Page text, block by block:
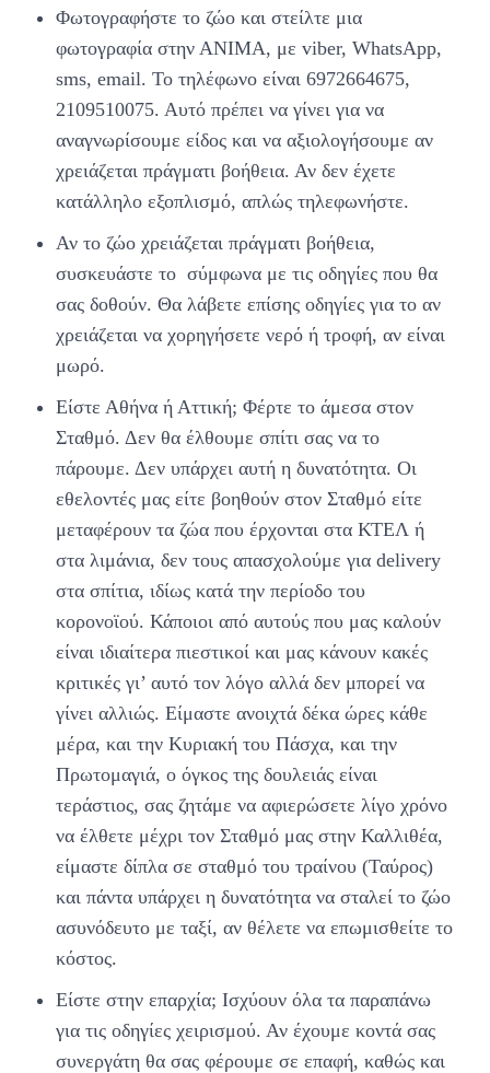
Φωτογραφήστε το ζώο και στείλτε μια
φωτογραφία στην ΑΝΙΜΑ, με viber, WhatsApp,
sms, email. Το τηλέφωνο είναι 6972664675,
2109510075. Αυτό πρέπει να γίνει για να
αναγνωρίσουμε είδος και να αξιολογήσουμε αν
χρειάζεται πράγματι βοήθεια. Αν δεν έχετε
κατάλληλο εξοπλισμό, απλώς τηλεφωνήστε.
Αν το ζώο χρειάζεται πράγματι βοήθεια,
συσκευάστε το σύμφωνα με τις οδηγίες που θα
σας δοθούν. Θα λάβετε επίσης οδηγίες για το αν
χρειάζεται να χορηγήσετε νερό ή τροφή, αν είναι
μωρό.
Είστε Αθήνα ή Αττική; Φέρτε το άμεσα στον
Σταθμό. Δεν θα έλθουμε σπίτι σας να το
πάρουμε. Δεν υπάρχει αυτή η δυνατότητα. Οι
εθελοντές μας είτε βοηθούν στον Σταθμό είτε
μεταφέρουν τα ζώα που έρχονται στα ΚΤΕΛ ή
στα λιμάνια, δεν τους απασχολούμε για delivery
στα σπίτια, ιδίως κατά την περίοδο του
κορονοϊού. Κάποιοι από αυτούς που μας καλούν
είναι ιδιαίτερα πιεστικοί και μας κάνουν κακές
κριτικές γι’ αυτό τον λόγο αλλά δεν μπορεί να
γίνει αλλιώς. Είμαστε ανοιχτά δέκα ώρες κάθε
μέρα, και την Κυριακή του Πάσχα, και την
Πρωτομαγιά, ο όγκος της δουλειάς είναι
τεράστιος, σας ζητάμε να αφιερώσετε λίγο χρόνο
να έλθετε μέχρι τον Σταθμό μας στην Καλλιθέα,
είμαστε δίπλα σε σταθμό του τραίνου (Ταύρος)
και πάντα υπάρχει η δυνατότητα να σταλεί το ζώο
ασυνόδευτο με ταξί, αν θέλετε να επωμισθείτε το
κόστος.
Είστε στην επαρχία; Ισχύουν όλα τα παραπάνω
για τις οδηγίες χειρισμού. Αν έχουμε κοντά σας
συνεργάτη θα σας φέρουμε σε επαφή, καθώς και